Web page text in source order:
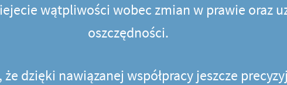
wątpliwości wobec zmian w prawie oraz
oszczędności.
dzięki nawiązanej współpracy jeszcze